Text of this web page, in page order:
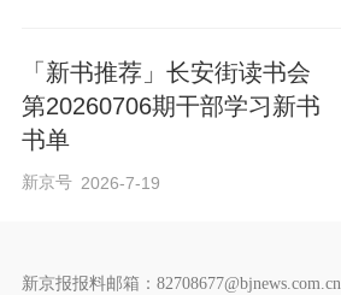
「新书推荐」长安街读书会
第20260706期干部学习新书
书单
新京号 2026-7-19
新京报报料邮箱：82708677@bjnews.com.cn